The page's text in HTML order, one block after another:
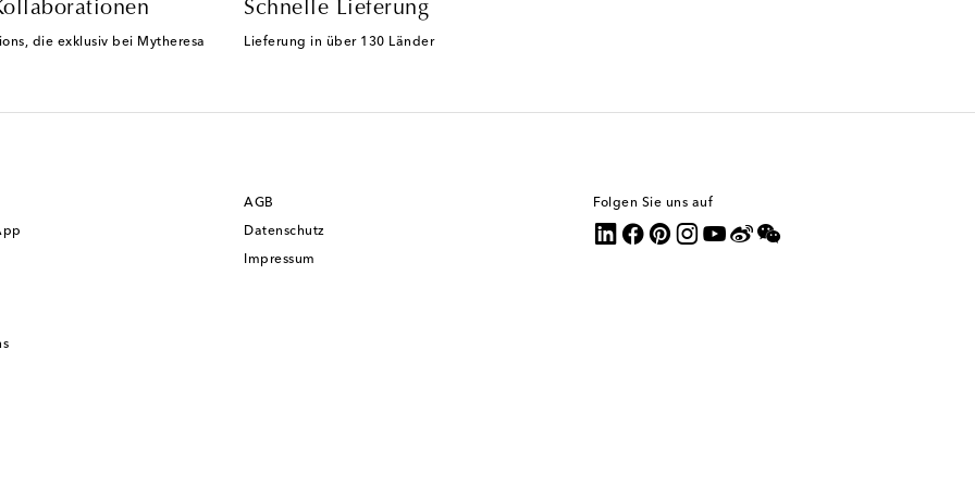
die exklusiv bei Mytheresa
Schnelle Lieferung
Lieferung in über 130 Länder
AGB
Datenschutz
Impressum
Folgen Sie uns auf